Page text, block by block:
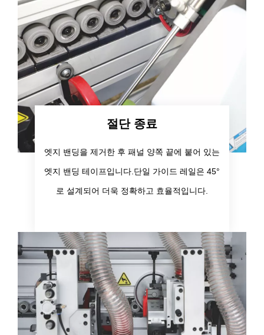
절단 종료
엣지 밴딩을 제거한 후 패널 양쪽 끝에 붙어 있는
엣지 밴딩 테이프입니다.단일 가이드 레일은 45°
로 설계되어 더욱 정확하고 효율적입니다.